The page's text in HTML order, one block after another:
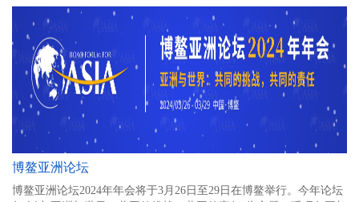
博鳌亚洲论坛
博鳌亚洲论坛2024年年会将于3月26日至29日在博鳌举行。今年论坛